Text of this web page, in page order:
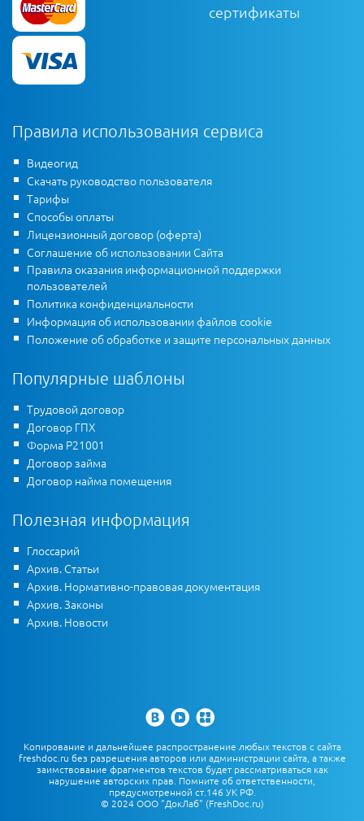
сертификаты
Правила использования сервиса
Видеогид
Скачать руководство пользователя
Тарифы
Способы оплаты
Лицензионный договор (оферта)
Соглашение об использовании Сайта
Правила оказания информационной поддержки
пользователей
Политика конфиденциальности
Информация об использовании файлов cookie
Положение об обработке и защите персональных данных
Популярные шаблоны
Трудовой договор
Договор ГПХ
Форма Р21001
Договор займа
Договор найма помещения
Полезная информация
Глоссарий
Архив. Статьи
Архив. Нормативно-правовая документация
Архив. Законы
Архив. Новости
Копирование и дальнейшее распространение любых текстов с сайта
freshdoc.ru без разрешения авторов или администрации сайта, а также
заимствование фрагментов текстов будет рассматриваться как
нарушение авторских прав. Помните об ответственности,
предусмотренной ст.146 УК РФ.
© 2024 ООО "ДокЛаб" (FreshDoc.ru)